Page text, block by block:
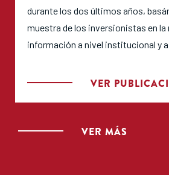
VER MÁS
durante los dos últimos años,
muestra de los inversionistas en la
información a nivel institucional y
dónde y cómo se está asignando
mercados principales de la región:
VER